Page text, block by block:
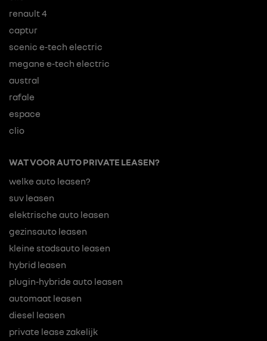
renault 4
captur
scenic e-tech electric
megane e-tech electric
austral
rafale
espace
clio
WAT VOOR AUTO PRIVATE LEASEN?
welke auto leasen?
suv leasen
elektrische auto leasen
gezinsauto leasen
kleine stadsauto leasen
hybrid leasen
plugin-hybride auto leasen
automaat leasen
diesel leasen
private lease zakelijk